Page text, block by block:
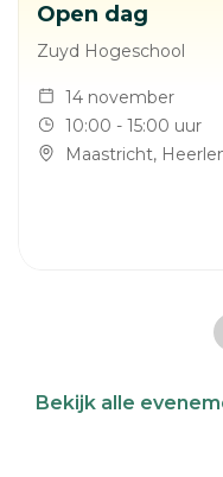
Open dag
Zuyd Hogeschool
14 november
10:00 - 15:00 uur
Maastricht,
Bekijk alle